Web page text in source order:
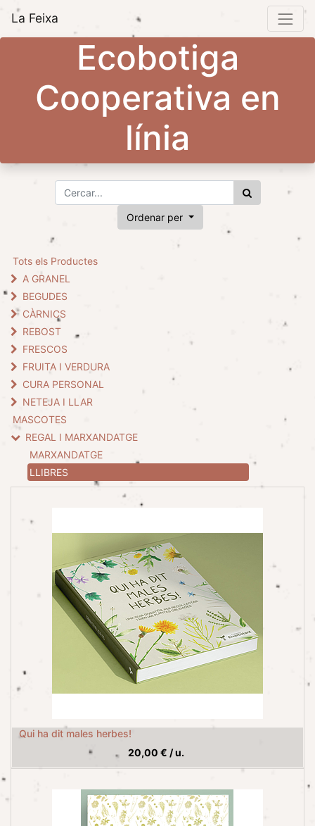
La Feixa
Ecobotiga
Cooperativa en
línia
Ordenar per
Tots els Productes
A GRANEL
BEGUDES
CÀRNICS
REBOST
FRESCOS
FRUITA I VERDURA
CURA PERSONAL
NETEJA I LLAR
MASCOTES
REGAL I MARXANDATGE
MARXANDATGE
LLIBRES
Qui ha dit males herbes!
20,00 € /u.